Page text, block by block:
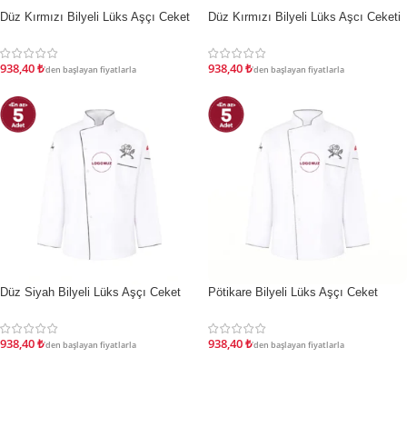
İNDIRIM
Düz Kırmızı Bilyeli Lüks Aşçı Ceket
938,40₺'den başlayan fiyatlarla
İNDIRIM
Düz Kırmızı Bilyeli Lüks Aşcı Ceketi
938,40₺'den başlayan fiyatlarla
İNDIRIM
Düz Siyah Bilyeli Lüks Aşçı Ceket
938,40₺'den başlayan fiyatlarla
İNDIRIM
Pötikare Bilyeli Lüks Aşçı Ceket
938,40₺'den başlayan fiyatlarla